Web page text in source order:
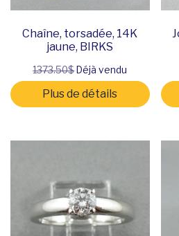
Chaîne, torsadée, 14K
jaune, BIRKS
1373.50$Déjà vendu
Plus de détails